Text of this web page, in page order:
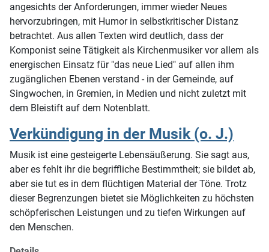
angesichts der Anforderungen, immer wieder Neues
hervorzubringen, mit Humor in selbstkritischer Distanz
betrachtet. Aus allen Texten wird deutlich, dass der
Komponist seine Tätigkeit als Kirchenmusiker vor allem als
energischen Einsatz für "das neue Lied" auf allen ihm
zugänglichen Ebenen verstand - in der Gemeinde, auf
Singwochen, in Gremien, in Medien und nicht zuletzt mit
dem Bleistift auf dem Notenblatt.
Verkündigung in der Musik (o. J.)
Musik ist eine gesteigerte Lebensäußerung. Sie sagt aus,
aber es fehlt ihr die begriffliche Bestimmtheit; sie bildet ab,
aber sie tut es in dem flüchtigen Material der Töne. Trotz
dieser Begrenzungen bietet sie Möglichkeiten zu höchsten
schöpferischen Leistungen und zu tiefen Wirkungen auf
den Menschen.